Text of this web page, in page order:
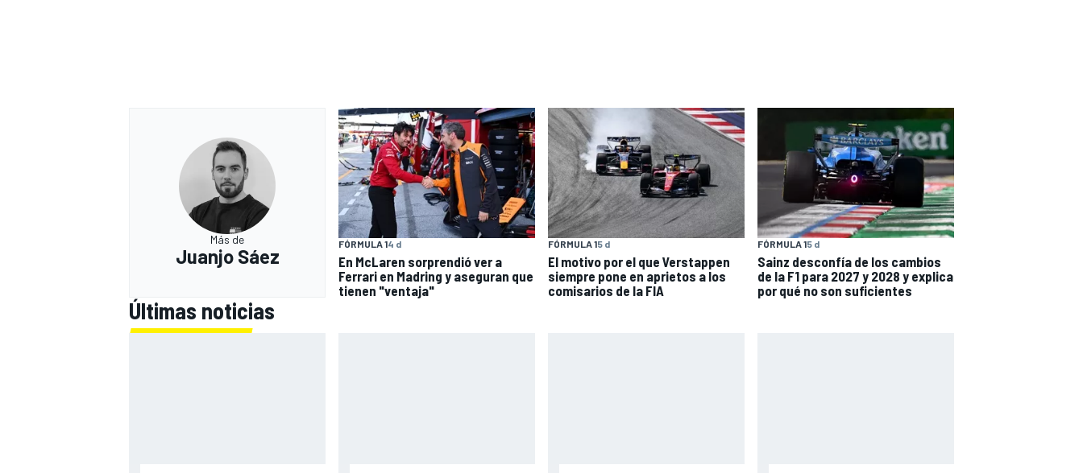
Más de
Juanjo Sáez
FÓRMULA 14 d
En McLaren sorprendió ver a
Ferrari en Madring y aseguran que
tienen "ventaja"
FÓRMULA 15 d
El motivo por el que Verstappen
siempre pone en aprietos a los
comisarios de la FIA
FÓRMULA 15 d
Sainz desconfía de los cambios
de la F1 para 2027 y 2028 y explica
por qué no son suficientes
Últimas noticias